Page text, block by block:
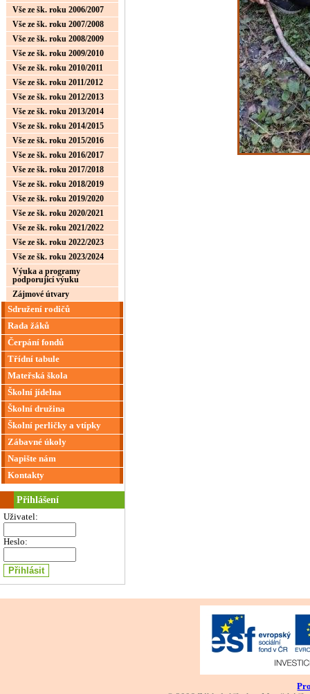
Vše ze šk. roku 2006/2007
Vše ze šk. roku 2007/2008
Vše ze šk. roku 2008/2009
Vše ze šk. roku 2009/2010
Vše ze šk. roku 2010/2011
Vše ze šk. roku 2011/2012
Vše ze šk. roku 2012/2013
Vše ze šk. roku 2013/2014
Vše ze šk. roku 2014/2015
Vše ze šk. roku 2015/2016
Vše ze šk. roku 2016/2017
Vše ze šk. roku 2017/2018
Vše ze šk. roku 2018/2019
Vše ze šk. roku 2019/2020
Vše ze šk. roku 2020/2021
Vše ze šk. roku 2021/2022
Vše ze šk. roku 2022/2023
Vše ze šk. roku 2023/2024
Výuka a programy
podporující výuku
Zájmové útvary
Sdružení rodičů
Rada žáků
Čerpání fondů
Třídní tabule
Mateřská škola
Školní jídelna
Školní družina
Školní perličky a vtípky
Zábavné úkoly
Napište nám
Kontakty
Přihlášení
Uživatel:
Heslo: